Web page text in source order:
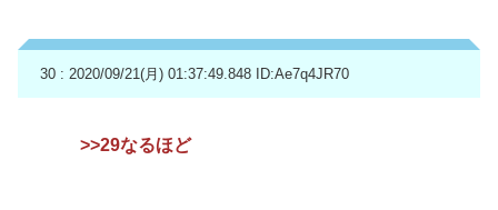
30 : 2020/09/21(月) 01:37:49.848 ID:Ae7q4JR70
>>29なるほど